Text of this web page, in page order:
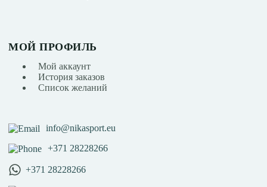
МОЙ ПРОФИЛЬ
Мой аккаунт
История заказов
Список желаний
info@nikasport.eu
+371 28228266
+371 28228266